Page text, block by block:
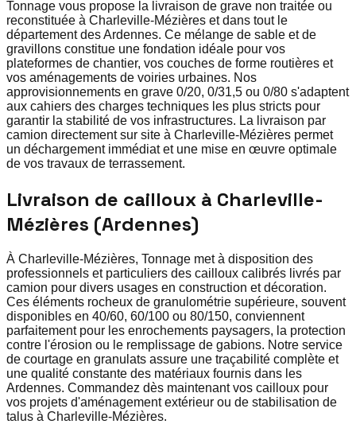
Tonnage vous propose la livraison de grave non traitée ou
reconstituée à Charleville-Mézières et dans tout le
département des Ardennes. Ce mélange de sable et de
gravillons constitue une fondation idéale pour vos
plateformes de chantier, vos couches de forme routières et
vos aménagements de voiries urbaines. Nos
approvisionnements en grave 0/20, 0/31,5 ou 0/80 s'adaptent
aux cahiers des charges techniques les plus stricts pour
garantir la stabilité de vos infrastructures. La livraison par
camion directement sur site à Charleville-Mézières permet
un déchargement immédiat et une mise en œuvre optimale
de vos travaux de terrassement.
Livraison de cailloux à Charleville-
Mézières (Ardennes)
À Charleville-Mézières, Tonnage met à disposition des
professionnels et particuliers des cailloux calibrés livrés par
camion pour divers usages en construction et décoration.
Ces éléments rocheux de granulométrie supérieure, souvent
disponibles en 40/60, 60/100 ou 80/150, conviennent
parfaitement pour les enrochements paysagers, la protection
contre l'érosion ou le remplissage de gabions. Notre service
de courtage en granulats assure une traçabilité complète et
une qualité constante des matériaux fournis dans les
Ardennes. Commandez dès maintenant vos cailloux pour
vos projets d'aménagement extérieur ou de stabilisation de
talus à Charleville-Mézières.